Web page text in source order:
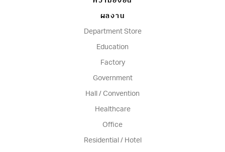
ผลงาน
Department Store
Education
Factory
Government
Hall / Convention
Healthcare
Office
Residential / Hotel